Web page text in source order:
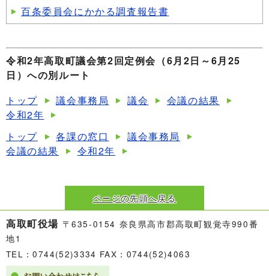
百条委員会にかかる調査報告書
令和2年高取町議会第2回定例会（6月2日～6月25
日）への別ルート
トップ
議会事務局 議会
会議の結果
令和2年
トップ
各課の窓口
議会事務局
会議の結果
令和2年
ページの先頭へ戻る
高取町役場 〒635-0154 奈良県高市郡高取町観覚寺990番
地1
TEL：0744(52)3334 FAX：0744(52)4063